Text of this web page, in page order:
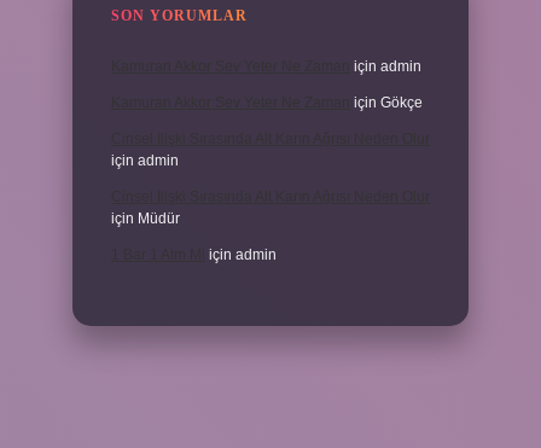
SON YORUMLAR
için admin
için Gökçe
Cinsel Ilişki Sırasında Alt Karın Ağrısı Neden Olur
için admin
Cinsel Ilişki Sırasında Alt Karın Ağrısı Neden Olur
için Müdür
için admin